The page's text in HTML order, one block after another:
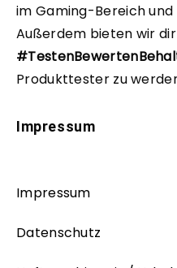
im Gaming-Bereich
Außerdem bieten wir
Produkttester zu
Impressum
Impressum
Datenschutz